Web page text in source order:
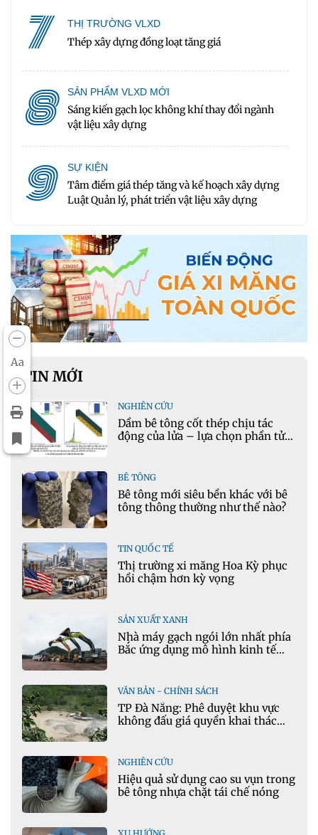
Aa
7 THỊ TRƯỜNG VLXD
Thép xây dựng đồng loạt tăng giá
8 SẢN PHẨM VLXD MỚI
Sáng kiến gạch lọc không khí thay đổi ngành
vật liệu xây dựng
9 SỰ KIỆN
Tâm điểm giá thép tăng và kế hoạch xây dựng
Luật Quản lý, phát triển vật liệu xây dựng
TIN MỚI
NGHIÊN CỨU
Dầm bê tông cốt thép chịu tác
động của lửa – lựa chọn phần tử
BÊ TÔNG
Bê tông mới siêu bền khác với bê
tông thông thường như thế nào?
TIN QUỐC TẾ
Thị trường xi măng Hoa Kỳ phục
hồi chậm hơn kỳ vọng
SẢN XUẤT XANH
Nhà máy gạch ngói lớn nhất phía
Bắc ứng dụng mô hình kinh tế
VĂN BẢN - CHÍNH SÁCH
TP Đà Nẵng: Phê duyệt khu vực
không đấu giá quyền khai thác
NGHIÊN CỨU
Hiệu quả sử dụng cao su vụn trong
bê tông nhựa chặt tái chế nóng